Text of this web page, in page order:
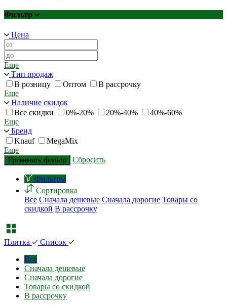
Фильтр
Цена
Еще
Тип продаж
В розницу
Оптом
В рассрочку
Еще
Наличие скидок
Все скидки
0%-20% 20%-40%
40%-60%
Еще
Бренд
Knauf
MegaMix
Еще
Применить фильтр Сбросить
Фильтры
Сортировка
Все Сначала дешевые Сначала дорогие Товары со
скидкой В рассрочку
Плитка
Список
Все
Сначала дешевые
Сначала дорогие
Товары со скидкой
В рассрочку